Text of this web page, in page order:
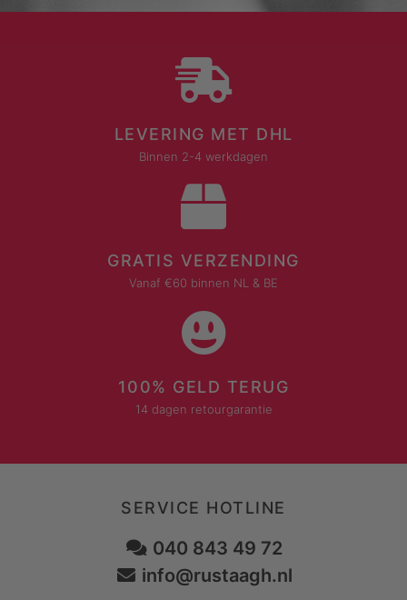
LEVERING MET DHL
Binnen 2-4 werkdagen
GRATIS VERZENDING
Vanaf €60 binnen NL & BE
100% GELD TERUG
14 dagen retourgarantie
SERVICE HOTLINE
040 843 49 72
info@rustaagh.nl